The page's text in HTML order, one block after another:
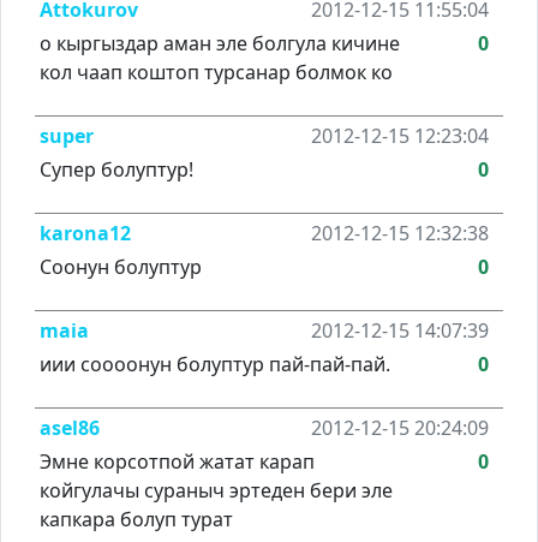
Attokurov
2012-12-15 11:55:04
о кыргыздар аман эле болгула кичине
кол чаап коштоп турсанар болмок ко
0
super
2012-12-15 12:23:04
Супер болуптур!
0
karona12
2012-12-15 12:32:38
Соонун болуптур
0
maia
2012-12-15 14:07:39
иии соооонун болуптур пай-пай-пай.
0
asel86
2012-12-15 20:24:09
Эмне корсотпой жатат карап
койгулачы сураныч эртеден бери эле
капкара болуп турат
0